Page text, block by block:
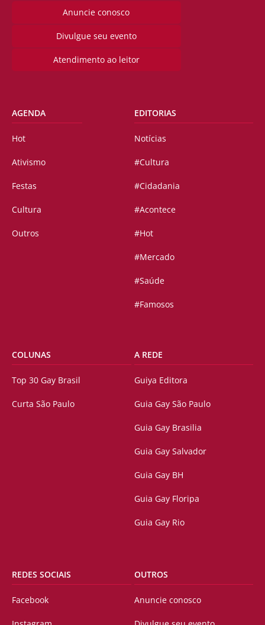
Anuncie conosco
Divulgue seu evento
Atendimento ao leitor
AGENDA
Hot
Ativismo
Festas
Cultura
Outros
EDITORIAS
Notícias
#Cultura
#Cidadania
#Acontece
#Hot
#Mercado
#Saúde
#Famosos
COLUNAS
Top 30 Gay Brasil
Curta São Paulo
A REDE
Guiya Editora
Guia Gay São Paulo
Guia Gay Brasilia
Guia Gay Salvador
Guia Gay BH
Guia Gay Floripa
Guia Gay Rio
REDES SOCIAIS
Facebook
OUTROS
Anuncie conosco